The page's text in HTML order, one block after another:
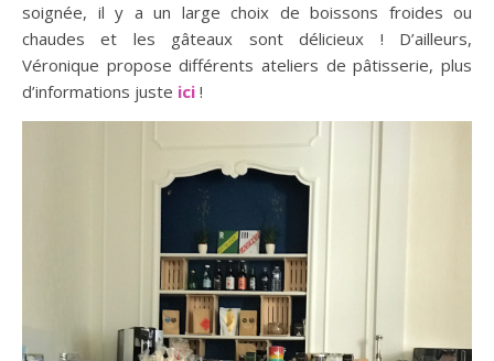
soignée, il y a un large choix de boissons froides ou
chaudes et les gâteaux sont délicieux ! D’ailleurs,
Véronique propose différents ateliers de pâtisserie, plus
d’informations juste ici !